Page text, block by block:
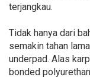
terjangkau.
Tidak hanya dari
semakin tahan
underpad. Alas
bonded